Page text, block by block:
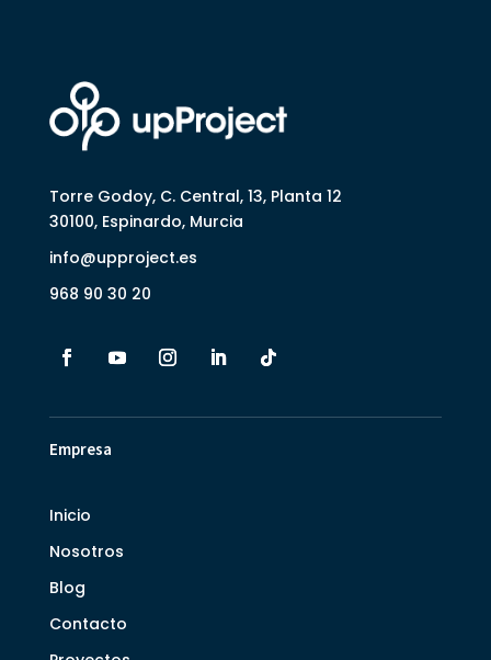
Torre Godoy, C. Central, 13, Planta 12
30100, Espinardo, Murcia
info@upproject.es
968 90 30 20
Empresa
Inicio
Nosotros
Blog
Contacto